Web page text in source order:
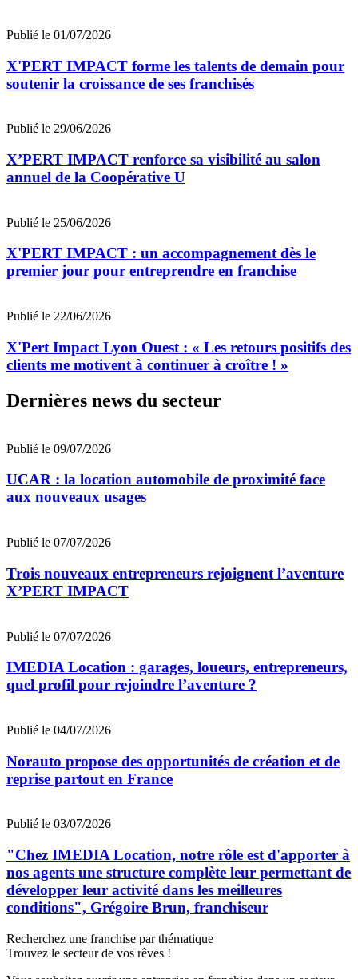
Publié le 01/07/2026
X'PERT IMPACT forme les talents de demain pour
soutenir la croissance de ses franchisés
Publié le 29/06/2026
X’PERT IMPACT renforce sa visibilité au salon
annuel de la Coopérative U
Publié le 25/06/2026
X'PERT IMPACT : un accompagnement dès le
premier jour pour entreprendre en franchise
Publié le 22/06/2026
X'Pert Impact Lyon Ouest : « Les retours positifs des
clients me motivent à continuer à croître ! »
Dernières news du secteur
Publié le 09/07/2026
UCAR : la location automobile de proximité face
aux nouveaux usages
Publié le 07/07/2026
Trois nouveaux entrepreneurs rejoignent l’aventure
X’PERT IMPACT
Publié le 07/07/2026
IMEDIA Location : garages, loueurs, entrepreneurs,
quel profil pour rejoindre l’aventure ?
Publié le 04/07/2026
Norauto propose des opportunités de création et de
reprise partout en France
Publié le 03/07/2026
"Chez IMEDIA Location, notre rôle est d'apporter à
nos agents une structure complète leur permettant de
développer leur activité dans les meilleures
conditions", Grégoire Brun, franchiseur
Recherchez une franchise par thématique
Trouvez le secteur de vos rêves !